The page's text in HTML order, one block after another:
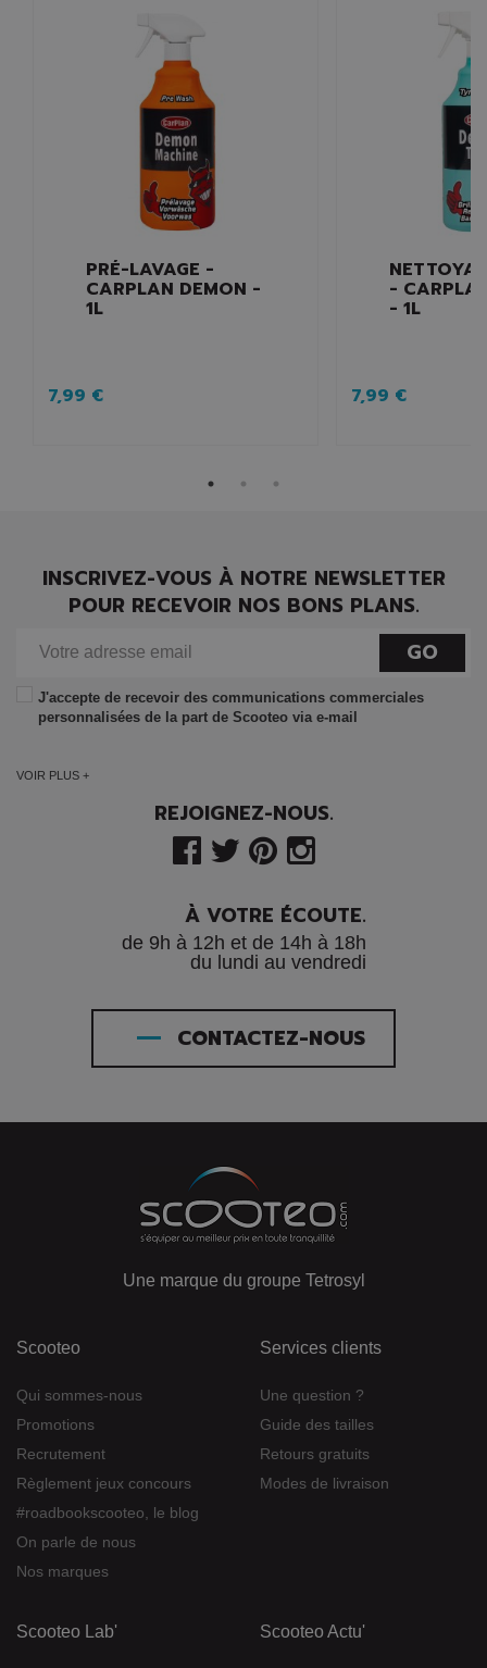
PRÉ-LAVAGE -
CARPLAN DEMON -
1L
7,99 €
-
- 1L
7,99 €
INSCRIVEZ-VOUS À NOTRE NEWSLETTER
POUR RECEVOIR NOS BONS PLANS.
GO
J'accepte de recevoir des communications commerciales
personnalisées de la part de Scooteo via e-mail
VOIR PLUS +
REJOIGNEZ-NOUS.
À VOTRE ÉCOUTE.
de 9h à 12h et de 14h à 18h
du lundi au vendredi
CONTACTEZ-NOUS
Une marque du groupe Tetrosyl
Scooteo
Qui sommes-nous
Promotions
Recrutement
Règlement jeux concours
#roadbookscooteo, le blog
On parle de nous
Nos marques
Services clients
Une question ?
Guide des tailles
Retours gratuits
Modes de livraison
Scooteo Lab' Scooteo Actu'